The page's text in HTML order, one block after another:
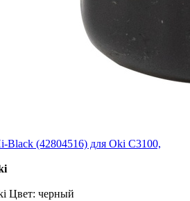
Black (42804516) для Oki С3100,
Цвет: черный